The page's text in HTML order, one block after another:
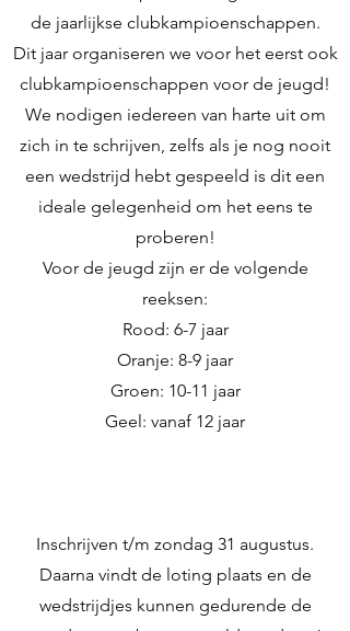
de jaarlijkse clubkampioenschappen.
Dit jaar organiseren we voor het eerst ook
clubkampioenschappen voor de jeugd!
We nodigen iedereen van harte uit om
zich in te schrijven, zelfs als je nog nooit
een wedstrijd hebt gespeeld is dit een
ideale gelegenheid om het eens te
proberen!
Voor de jeugd zijn er de volgende
reeksen:
Rood: 6-7 jaar
Oranje: 8-9 jaar
Groen: 10-11 jaar
Geel: vanaf 12 jaar
Inschrijven t/m zondag 31 augustus.
Daarna vindt de loting plaats en de
wedstrijdjes kunnen gedurende de